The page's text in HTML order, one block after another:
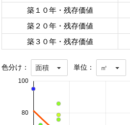
築１０年・残存価値
築２０年・残存価値
築３０年・残存価値
色分け： 面積 単位： ㎡
80
100